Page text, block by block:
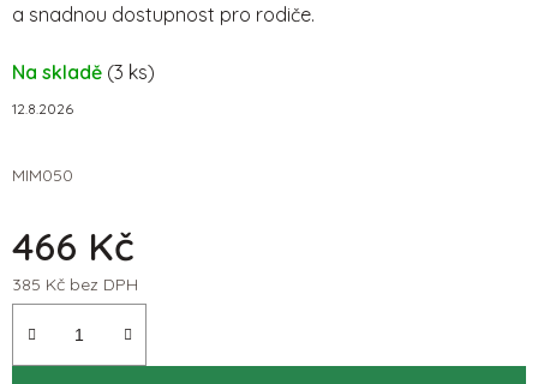
hvězdiček.
a snadnou dostupnost pro rodiče.
Na skladě (3 ks)
12.8.2026
MIM050
466 Kč
385 Kč bez DPH